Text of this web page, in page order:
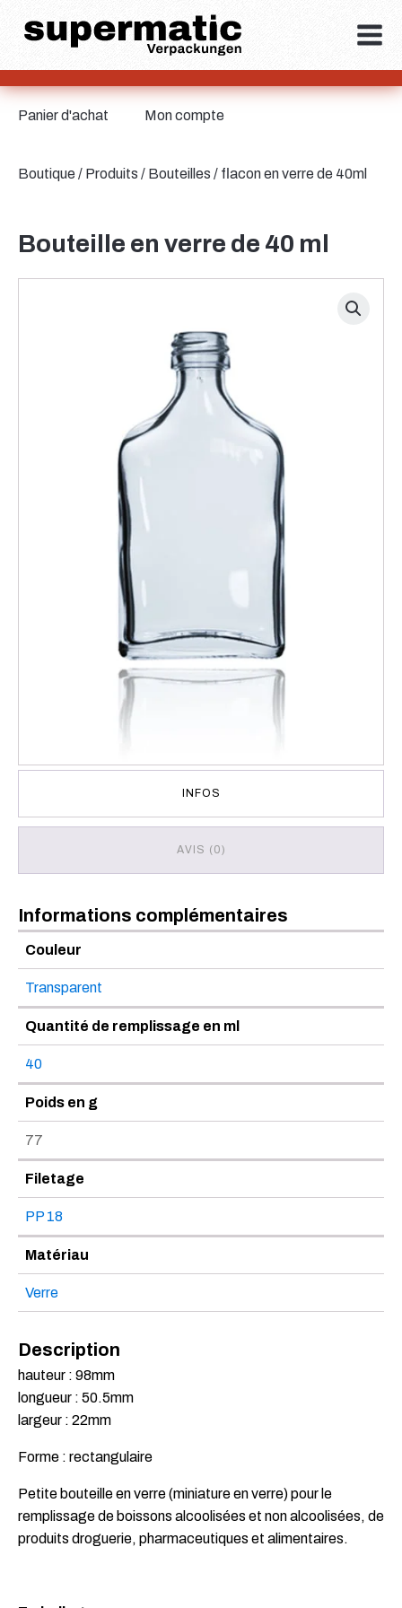
Boutique/ Produits / Bouteilles / flacon en verre de 40ml
Panier d'achat Mon compte
Bouteille en verre de 40 ml
INFOS
AVIS (0)
Informations complémentaires
Couleur
Transparent
Quantité de remplissage en ml
40
Poids en g
77
Filetage
PP 18
Matériau
Verre
Description
hauteur : 98mm
longueur : 50.5mm
largeur : 22mm
Forme : rectangulaire
Petite bouteille en verre (miniature en verre) pour le
remplissage de boissons alcoolisées et non alcoolisées, de
produits droguerie, pharmaceutiques et alimentaires.